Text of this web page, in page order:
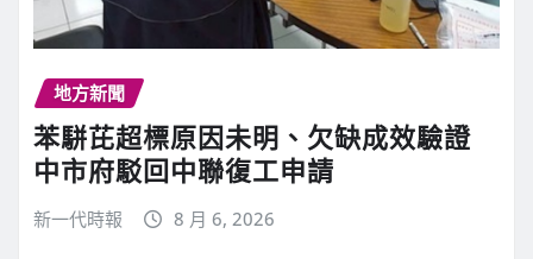
地方新聞
苯駢芘超標原因未明、欠缺成效驗證
中市府駁回中聯復工申請
新一代時報 8 月 6, 2026